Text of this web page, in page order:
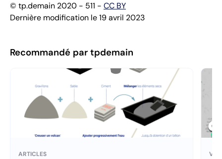
© tp.demain 2020 - 511 - CC BY
Dernière modification le 19 avril 2023
Recommandé par tpdemain
ARTICLES